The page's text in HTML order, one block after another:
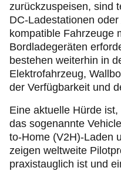
zurückzuspeisen, sind
DC-Ladestationen
kompatible Fahrzeuge
Bordladegeräten
bestehen weiterhin in
Elektrofahrzeug,
der Verfügbarkeit und
Eine aktuelle Hürde
das sogenannte
to-Home (V2H)-Laden
zeigen weltweite
praxistauglich ist und